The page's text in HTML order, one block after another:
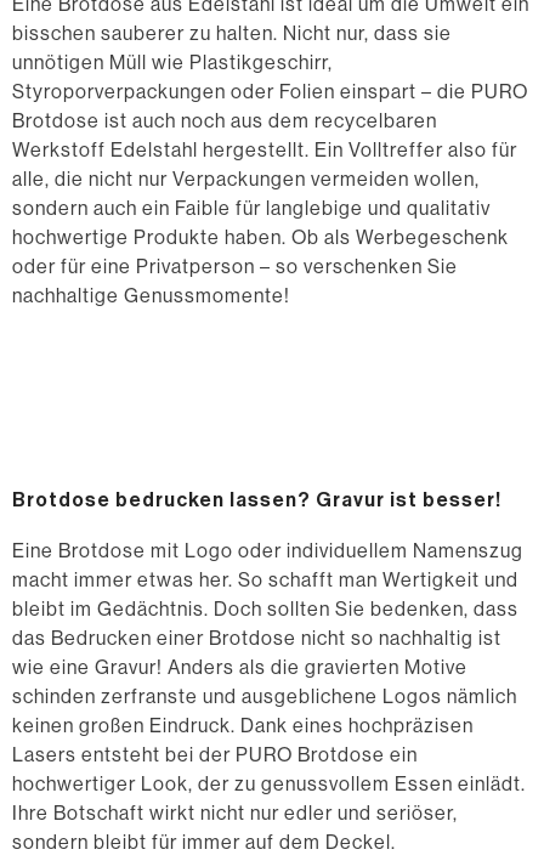
bisschen sauberer zu halten. Nicht nur, dass sie
unnötigen Müll wie Plastikgeschirr,
Styroporverpackungen oder Folien einspart – die PURO
Brotdose ist auch noch aus dem recycelbaren
Werkstoff Edelstahl hergestellt. Ein Volltreffer also für
alle, die nicht nur Verpackungen vermeiden wollen,
sondern auch ein Faible für langlebige und qualitativ
hochwertige Produkte haben. Ob als Werbegeschenk
oder für eine Privatperson – so verschenken Sie
nachhaltige Genussmomente!
Brotdose bedrucken lassen? Gravur ist besser!
Eine Brotdose mit Logo oder individuellem Namenszug
macht immer etwas her. So schafft man Wertigkeit und
bleibt im Gedächtnis. Doch sollten Sie bedenken, dass
das Bedrucken einer Brotdose nicht so nachhaltig ist
wie eine Gravur! Anders als die gravierten Motive
schinden zerfranste und ausgeblichene Logos nämlich
keinen großen Eindruck. Dank eines hochpräzisen
Lasers entsteht bei der PURO Brotdose ein
hochwertiger Look, der zu genussvollem Essen einlädt.
Ihre Botschaft wirkt nicht nur edler und seriöser,
sondern bleibt für immer auf dem Deckel.